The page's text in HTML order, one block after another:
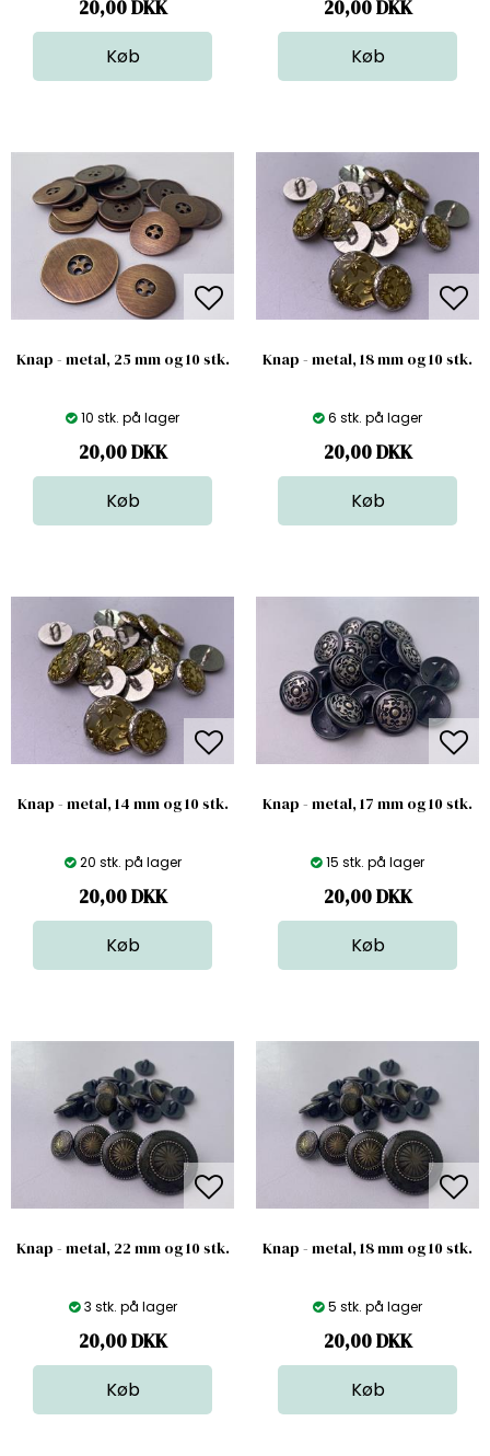
20,00DKK 20,00DKK
Knap - metal, 25 mm og 10 stk.
10 stk. på lager
20,00DKK
Knap - metal, 18 mm og 10 stk.
6 stk. på lager
20,00DKK
Knap - metal, 14 mm og 10 stk.
20 stk. på lager
20,00DKK
Knap - metal, 17 mm og 10 stk.
15 stk. på lager
20,00DKK
Knap - metal, 22 mm og 10 stk.
3 stk. på lager
20,00DKK
Knap - metal, 18 mm og 10 stk.
5 stk. på lager
20,00DKK